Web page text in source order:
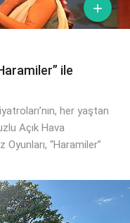

ile
her yaştan
Açık Hava
Oyunları, “Haramiler”